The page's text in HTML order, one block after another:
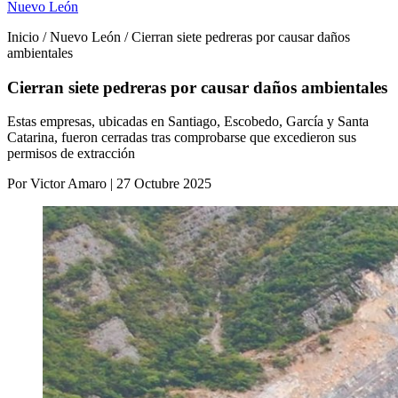
Nuevo León
Inicio / Nuevo León / Cierran siete pedreras por causar daños
ambientales
Cierran siete pedreras por causar daños ambientales
Estas empresas, ubicadas en Santiago, Escobedo, García y Santa
Catarina, fueron cerradas tras comprobarse que excedieron sus
permisos de extracción
Por Victor Amaro | 27 Octubre 2025